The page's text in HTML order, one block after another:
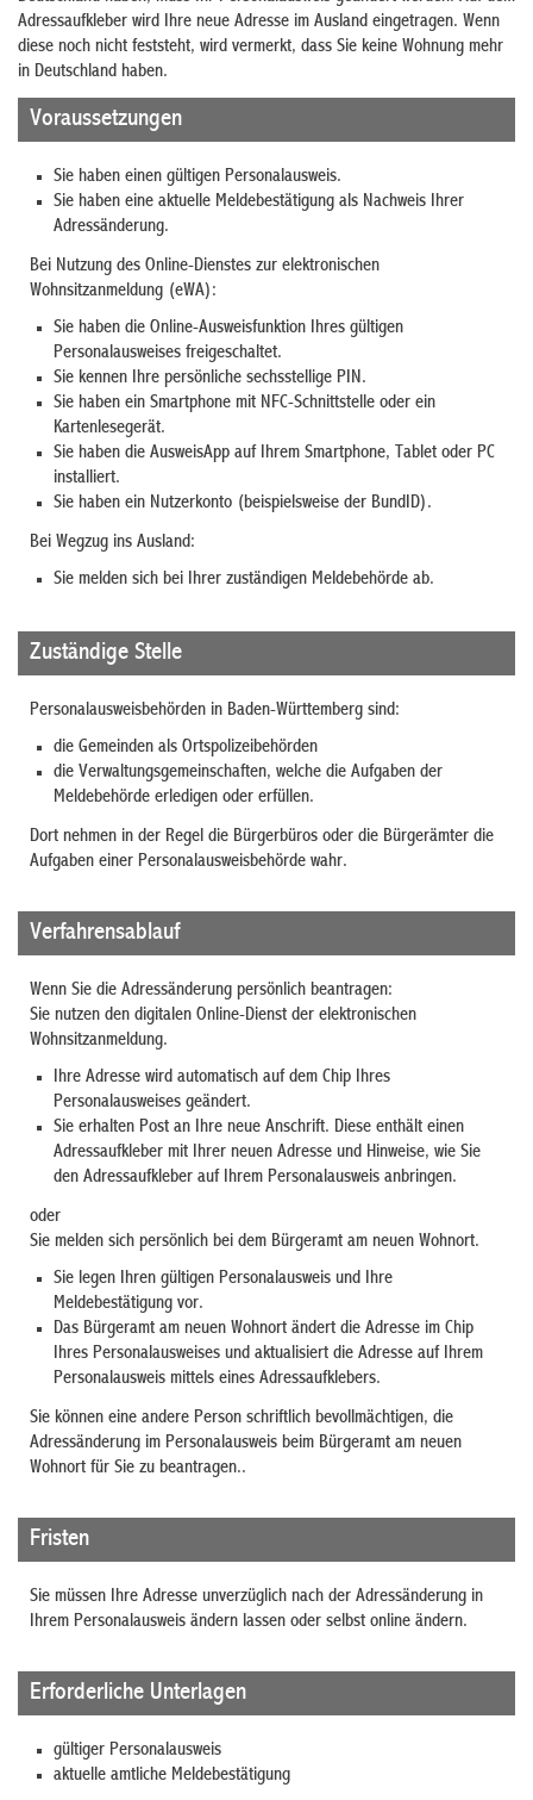
Adressaufkleber wird Ihre neue Adresse im Ausland eingetragen. Wenn
diese noch nicht feststeht, wird vermerkt, dass Sie keine Wohnung mehr
in Deutschland haben.
Voraussetzungen
Sie haben einen gültigen Personalausweis.
Sie haben eine aktuelle Meldebestätigung als Nachweis Ihrer
Adressänderung.
Bei Nutzung des Online-Dienstes zur elektronischen
Wohnsitzanmeldung (eWA):
Sie haben die Online-Ausweisfunktion Ihres gültigen
Personalausweises freigeschaltet.
Sie kennen Ihre persönliche sechsstellige PIN.
Sie haben ein Smartphone mit NFC-Schnittstelle oder ein
Kartenlesegerät.
Sie haben die AusweisApp auf Ihrem Smartphone, Tablet oder PC
installiert.
Sie haben ein Nutzerkonto (beispielsweise der BundID).
Bei Wegzug ins Ausland:
Sie melden sich bei Ihrer zuständigen Meldebehörde ab.
Zuständige Stelle
Personalausweisbehörden in Baden-Württemberg sind:
die Gemeinden als Ortspolizeibehörden
die Verwaltungsgemeinschaften, welche die Aufgaben der
Meldebehörde erledigen oder erfüllen.
Dort nehmen in der Regel die Bürgerbüros oder die Bürgerämter die
Aufgaben einer Personalausweisbehörde wahr.
Verfahrensablauf
Wenn Sie die Adressänderung persönlich beantragen:
Sie nutzen den digitalen Online-Dienst der elektronischen
Wohnsitzanmeldung.
Ihre Adresse wird automatisch auf dem Chip Ihres
Personalausweises geändert.
Sie erhalten Post an Ihre neue Anschrift. Diese enthält einen
Adressaufkleber mit Ihrer neuen Adresse und Hinweise, wie Sie
den Adressaufkleber auf Ihrem Personalausweis anbringen.
oder
Sie melden sich persönlich bei dem Bürgeramt am neuen Wohnort.
Sie legen Ihren gültigen Personalausweis und Ihre
Meldebestätigung vor.
Das Bürgeramt am neuen Wohnort ändert die Adresse im Chip
Ihres Personalausweises und aktualisiert die Adresse auf Ihrem
Personalausweis mittels eines Adressaufklebers.
Sie können eine andere Person schriftlich bevollmächtigen, die
Adressänderung im Personalausweis beim Bürgeramt am neuen
Wohnort für Sie zu beantragen..
Fristen
Sie müssen Ihre Adresse unverzüglich nach der Adressänderung in
Ihrem Personalausweis ändern lassen oder selbst online ändern.
Erforderliche Unterlagen
gültiger Personalausweis
aktuelle amtliche Meldebestätigung